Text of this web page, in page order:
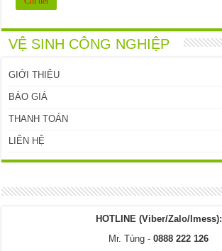
VỆ SINH CÔNG NGHIỆP
GIỚI THIỆU
BÁO GIÁ
THANH TOÁN
LIÊN HỆ
HOTLINE (Viber/Zalo/Imess):
Mr. Tùng -0888 222 126